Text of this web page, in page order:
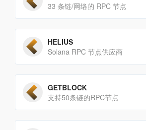
33 条链/网络的 RPC 节点
HELIUS
Solana RPC 节点供应商
GETBLOCK
支持50条链的RPC节点